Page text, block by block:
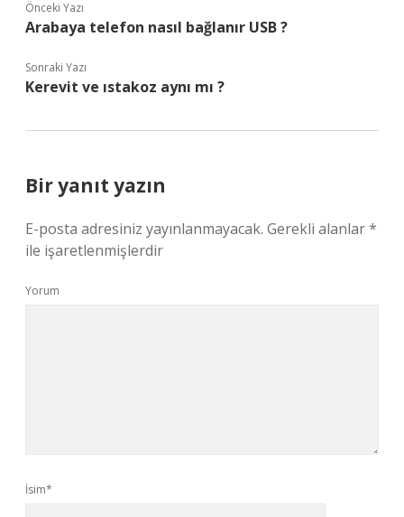
Önceki Yazı
Arabaya telefon nasıl bağlanır USB ?
Sonraki Yazı
Kerevit ve ıstakoz aynı mı ?
Bir yanıt yazın
E-posta adresiniz yayınlanmayacak. Gerekli alanlar*
ile işaretlenmişlerdir
Yorum
İsim*